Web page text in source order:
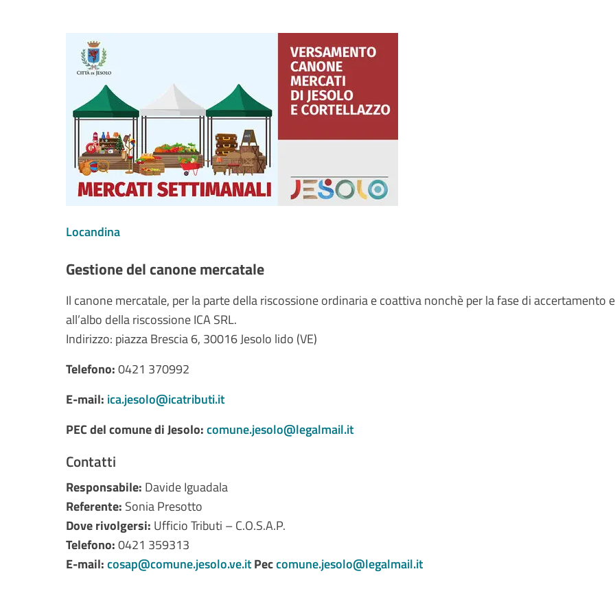
Locandina
Gestione del canone mercatale
Il canone mercatale, per la parte della riscossione ordinaria e coattiva nonchè per la fase di
all’albo della riscossione ICA SRL.
Indirizzo: piazza Brescia 6, 30016 Jesolo lido (VE)
Telefono:0421 370992
E-mail: ica.jesolo@icatributi.it
PEC del comune di Jesolo:comune.jesolo@legalmail.it
Contatti
Responsabile: Davide Iguadala
Referente: Sonia Presotto
Dove rivolgersi: Ufficio Tributi – C.O.S.A.P.
Telefono:0421 359313
E-mail:cosap@comune.jesolo.ve.itPeccomune.jesolo@legalmail.it